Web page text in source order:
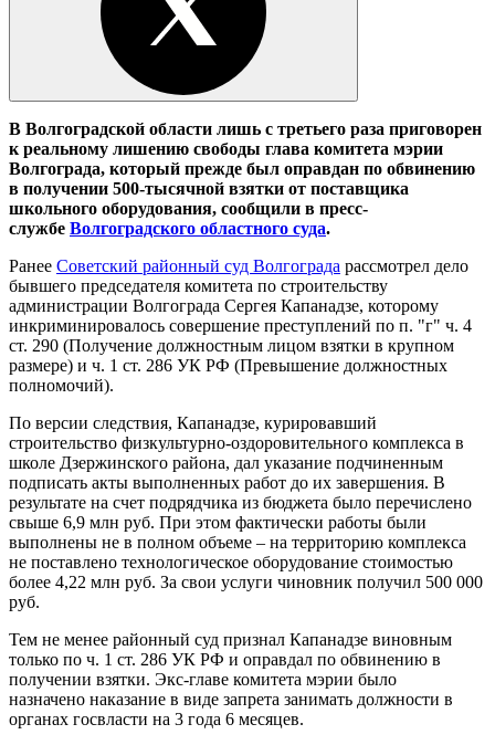
В Волгоградской области лишь с третьего раза приговорен
к реальному лишению свободы глава комитета мэрии
Волгограда, который прежде был оправдан по обвинению
в получении 500-тысячной взятки от поставщика
школьного оборудования, сообщили в пресс-
службе Волгоградского областного суда.
Ранее Советский районный суд Волгограда рассмотрел дело
бывшего председателя комитета по строительству
администрации Волгограда Сергея Капанадзе, которому
инкриминировалось совершение преступлений по п. "г" ч. 4
ст. 290 (Получение должностным лицом взятки в крупном
размере) и ч. 1 ст. 286 УК РФ (Превышение должностных
полномочий).
По версии следствия, Капанадзе, курировавший
строительство физкультурно-оздоровительного комплекса в
школе Дзержинского района, дал указание подчиненным
подписать акты выполненных работ до их завершения. В
результате на счет подрядчика из бюджета было перечислено
свыше 6,9 млн руб. При этом фактически работы были
выполнены не в полном объеме – на территорию комплекса
не поставлено технологическое оборудование стоимостью
более 4,22 млн руб. За свои услуги чиновник получил 500 000
руб.
Тем не менее районный суд признал Капанадзе виновным
только по ч. 1 ст. 286 УК РФ и оправдал по обвинению в
получении взятки. Экс-главе комитета мэрии было
назначено наказание в виде запрета занимать должности в
органах госвласти на 3 года 6 месяцев.